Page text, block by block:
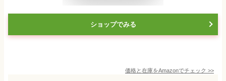
ショップでみる
価格と在庫をAmazonでチェック >>